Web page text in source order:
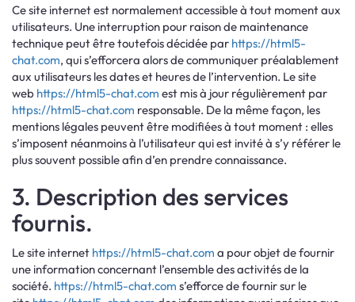
Ce site internet est normalement accessible à tout moment aux
utilisateurs. Une interruption pour raison de maintenance
technique peut être toutefois décidée par https://html5-
chat.com, qui s’efforcera alors de communiquer préalablement
aux utilisateurs les dates et heures de l’intervention. Le site
web https://html5-chat.com est mis à jour régulièrement par
https://html5-chat.com responsable. De la même façon, les
mentions légales peuvent être modifiées à tout moment : elles
s’imposent néanmoins à l’utilisateur qui est invité à s’y référer le
plus souvent possible afin d’en prendre connaissance.
3. Description des services
fournis.
Le site internet https://html5-chat.com a pour objet de fournir
une information concernant l’ensemble des activités de la
société. https://html5-chat.com s’efforce de fournir sur le